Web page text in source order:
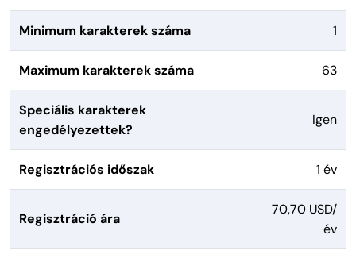
Minimum karakterek száma 1
Maximum karakterek száma 63
Speciális karakterek
engedélyezettek?
Igen
Regisztrációs időszak 1 év
Regisztráció ára
70,70 USD/
év